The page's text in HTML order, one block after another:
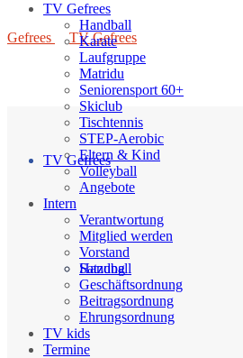
Gefrees
TV Gefrees
Handball
TV Gefrees
Handball
Karate
Laufgruppe
Matridu
Seniorensport 60+
Skiclub
Tischtennis
STEP-Aerobic
Eltern & Kind
Volleyball
Angebote
Intern
Verantwortung
Mitglied werden
Vorstand
Satzung
Geschäftsordnung
Beitragsordnung
Ehrungsordnung
TV kids
Termine